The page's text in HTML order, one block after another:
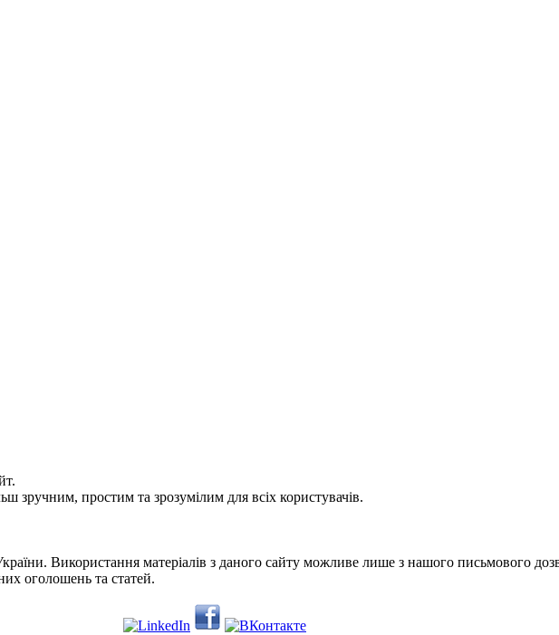
зручним, простим та зрозумілим для всіх користувачів.
Використання матеріалів з даного сайту можливе лише з нашого письмового
оголошень та статей.